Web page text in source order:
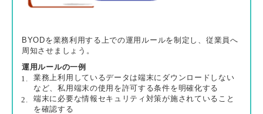
BYODを業務利用する上での運用ルールを制定し、従業員へ
周知させましょう。
運用ルールの一例
業務上利用しているデータは端末にダウンロードしない
など、私用端末の使用を許可する条件を明確化する
端末に必要な情報セキュリティ対策が施されていること
を確認する